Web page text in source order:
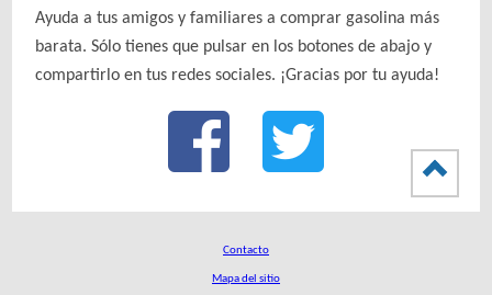
Ayuda a tus amigos y familiares a comprar gasolina más
barata. Sólo tienes que pulsar en los botones de abajo y
compartirlo en tus redes sociales. ¡Gracias por tu ayuda!
Contacto
Mapa del sitio